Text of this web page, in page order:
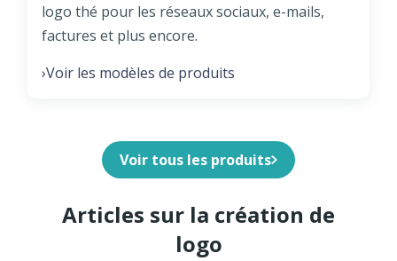
logo thé pour les réseaux sociaux, e-mails,
factures et plus encore.
›Voir les modèles de produits
Voir tous les produits
Articles sur la création de
logo